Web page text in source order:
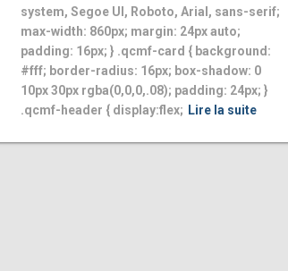
system, Segoe UI, Roboto, Arial, sans-serif;
max-width: 860px; margin: 24px auto;
padding: 16px; } .qcmf-card { background:
#fff; border-radius: 16px; box-shadow: 0
10px 30px rgba(0,0,0,.08); padding: 24px; }
.qcmf-header { display:flex; Lire la suite